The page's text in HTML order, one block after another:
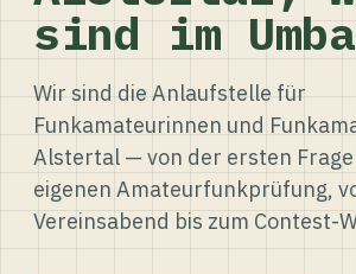
sind im
Wir sind die Anlaufstelle für
Funkamateurinnen und
Alstertal — von der ersten Frage
eigenen Amateurfunkprüfung,
Vereinsabend bis zum Contest-